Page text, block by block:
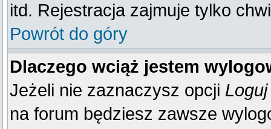
itd. Rejestracja zajmuje tylko
Powrót do góry
Dlaczego wciąż jestem
Jeżeli nie zaznaczysz opcji
na forum będziesz zawsze